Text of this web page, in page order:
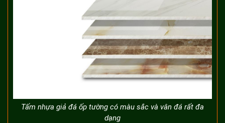
Tấm nhựa giả đá ốp tường có màu sắc và vân đá rất đa
dạng